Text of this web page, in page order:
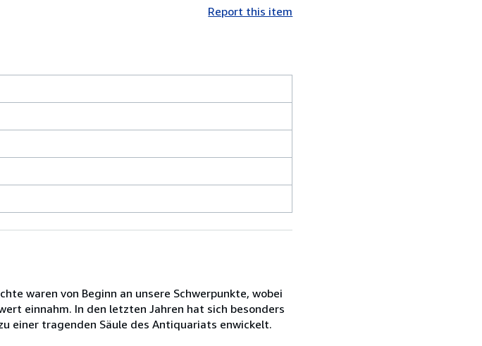
Report this item
waren von Beginn an unsere Schwerpunkte, wobei
einnahm. In den letzten Jahren hat sich besonders
einer tragenden Säule des Antiquariats enwickelt.